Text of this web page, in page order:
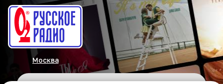
Москва